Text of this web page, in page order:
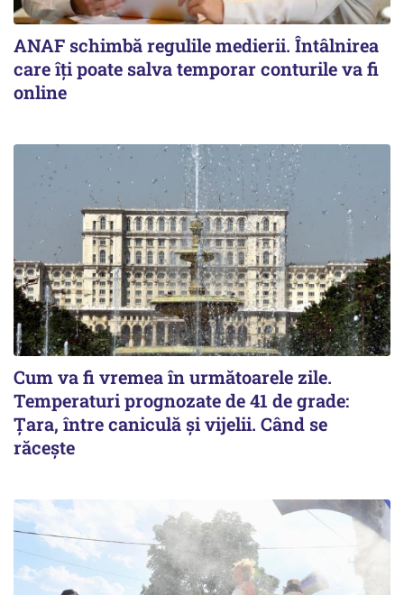
ANAF schimbă regulile medierii. Întâlnirea
care îți poate salva temporar conturile va fi
online
Cum va fi vremea în următoarele zile.
Temperaturi prognozate de 41 de grade:
Țara, între caniculă și vijelii. Când se
răcește